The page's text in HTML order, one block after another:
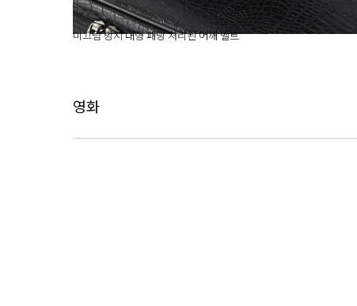
미끄럼 방지 대형 패딩 처리된 어깨 벨트
영화